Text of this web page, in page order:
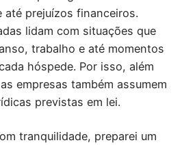
até prejuízos financeiros.
lidam com situações que
trabalho e até momentos
hóspede. Por isso, além
empresas também assumem
previstas em lei.
tranquilidade, preparei um